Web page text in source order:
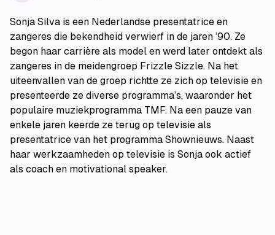
Sonja Silva is een Nederlandse presentatrice en
zangeres die bekendheid verwierf in de jaren ’90. Ze
begon haar carrière als model en werd later ontdekt als
zangeres in de meidengroep Frizzle Sizzle. Na het
uiteenvallen van de groep richtte ze zich op televisie en
presenteerde ze diverse programma’s, waaronder het
populaire muziekprogramma TMF. Na een pauze van
enkele jaren keerde ze terug op televisie als
presentatrice van het programma Shownieuws. Naast
haar werkzaamheden op televisie is Sonja ook actief
als coach en motivational speaker.